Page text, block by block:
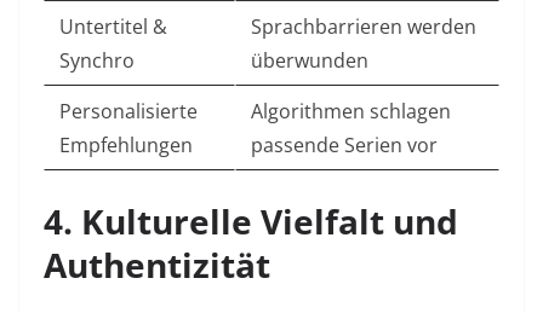
Untertitel &
Synchro
Sprachbarrieren werden
überwunden
Personalisierte
Empfehlungen
Algorithmen schlagen
passende Serien vor
4. Kulturelle Vielfalt und
Authentizität